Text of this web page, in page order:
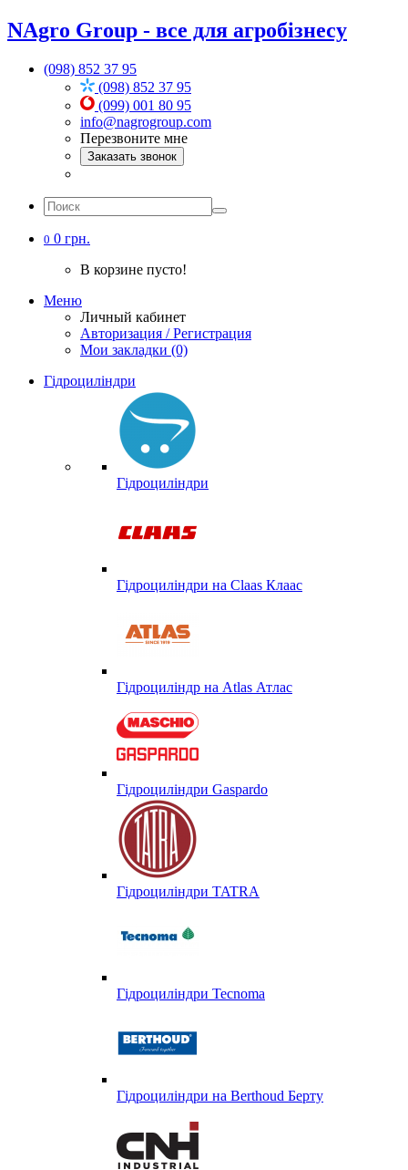
NAgro Group - все для агробізнесу
(098) 852 37 95
(098) 852 37 95
(099) 001 80 95
info@nagrogroup.com
Перезвоните мне
Заказать звонок
0 0 грн.
В корзине пусто!
Меню
Личный кабинет
Авторизация / Регистрация
Мои закладки (0)
Гідроциліндри
Гідроциліндри
Гідроциліндри на Claas Клаас
Гідроциліндр на Atlas Атлас
Гідроциліндри Gaspardo
Гідроциліндри TATRA
Гідроциліндри Tecnoma
Гідроциліндри на Berthoud Берту